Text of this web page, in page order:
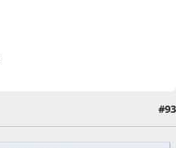
#93